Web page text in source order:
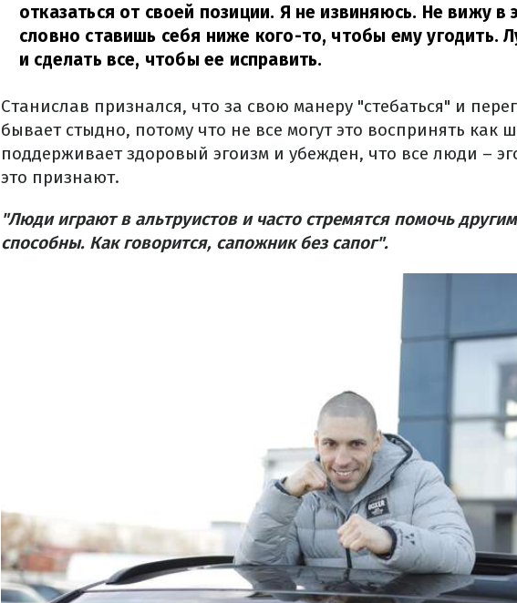
отказаться от своей позиции. Я не извиняюсь. Не вижу в
словно ставишь себя ниже кого-то, чтобы ему угодить.
и сделать все, чтобы ее исправить.
Станислав признался, что за свою манеру "стебаться" и
бывает стыдно, потому что не все могут это воспринять как
поддерживает здоровый эгоизм и убежден, что все люди –
это признают.
"Люди играют в альтруистов и часто стремятся помочь
способны. Как говорится, сапожник без сапог".